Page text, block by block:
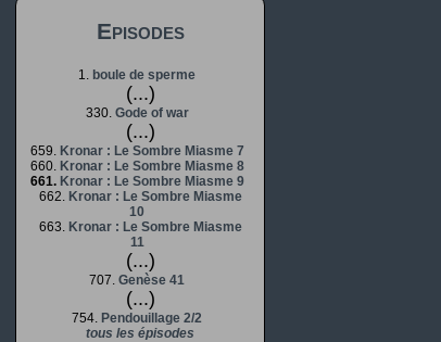
Episodes
1. boule de sperme
(...)
330. Gode of war
(...)
659. Kronar : Le Sombre Miasme 7
660. Kronar : Le Sombre Miasme 8
661. Kronar : Le Sombre Miasme 9
662. Kronar : Le Sombre Miasme
10
663. Kronar : Le Sombre Miasme
11
(...)
707. Genèse 41
(...)
754. Pendouillage 2/2
tous les épisodes